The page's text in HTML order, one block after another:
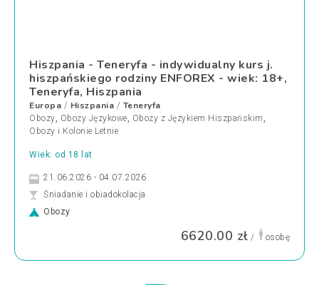
Hiszpania - Teneryfa - indywidualny kurs j.
hiszpańskiego rodziny ENFOREX - wiek: 18+,
Teneryfa, Hiszpania
Europa / Hiszpania / Teneryfa
Obozy, Obozy Językowe, Obozy z Językiem Hiszpańskim ,
Obozy i Kolonie Letnie
Wiek: od 18 lat
21.06.2026 - 04.07.2026
Śniadanie i obiadokolacja
Obozy
6620.00 zł / osobę